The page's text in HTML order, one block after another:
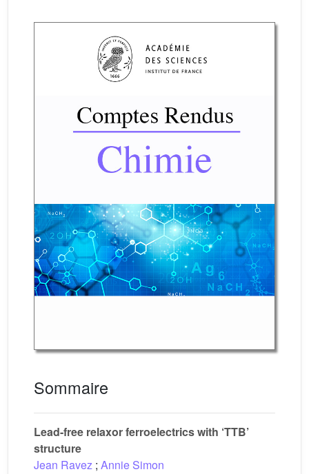
Sommaire
Lead-free relaxor ferroelectrics with ‘TTB’
structure
Jean Ravez ; Annie Simon